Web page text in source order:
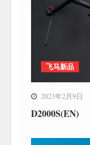
飞马新品
2023年2月9日
D2000S(EN)